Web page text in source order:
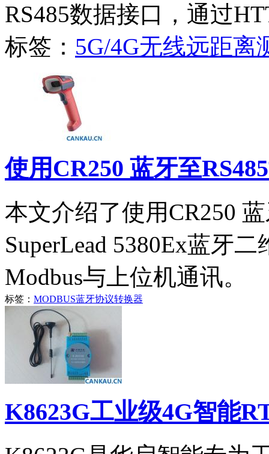
RS485数据接口，通过
标签： 5G/4G无线远距离
使用CR250 蓝牙至
本文介绍了使用CR250
SuperLead 5380Ex蓝牙
Modbus与上位机通讯。
标签： MODBUS蓝牙协议转换器
K8623G工业级4G智能